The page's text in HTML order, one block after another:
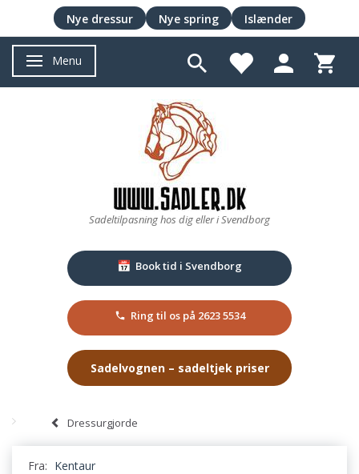
Skifte navigation
Menu
Sadeltilpasning hos dig eller i Svendborg
📅 Book tid i Svendborg
Ring til os på 2623 5534
Sadelvognen – sadeltjek priser
Dressurgjorde
Fra: Kentaur
Nye dressur Nye spring Islænder